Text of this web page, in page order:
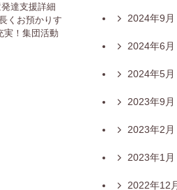
達支援詳細
くお預かりす
！集団活動
2024年9月
2024年6月
2024年5月
2023年9月
2023年2月
2023年1月
2022年12